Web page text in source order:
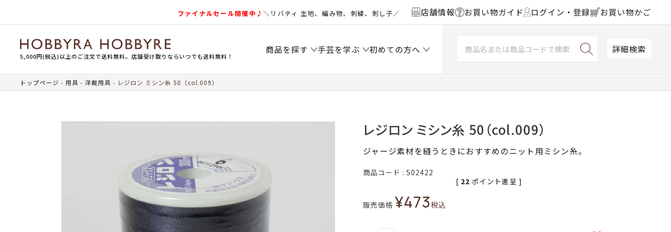
ファイナルセール開催中♪＼リバティ 生地、編み物、刺繍、刺し子／ 店舗情報 お買い物ガイド ログイン・登録 お買い物かご
5,000円(税込)以上のご注文で送料無料。店舗受け取りならいつでも送料無料！
商品を探す 手芸を学ぶ 初めての方へ 詳細検索
トップページ 用具 洋裁用具 レジロン ミシン糸 50（col.009）
レジロン ミシン糸 50（col.009）
ジャージ素材を縫うときにおすすめのニット用ミシン糸。
商品コード 502422
販売価格 ¥473税込
[ 22 ポイント進呈 ]